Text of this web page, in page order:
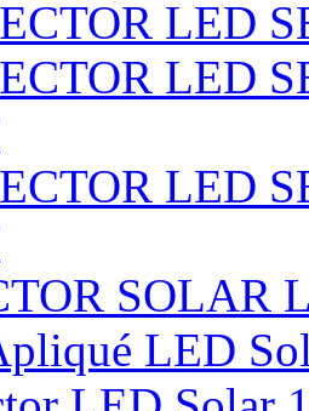
LED
LED
LED
SOLAR
LED